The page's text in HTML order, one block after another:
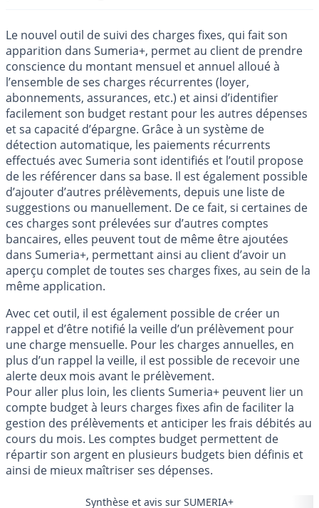
Le nouvel outil de suivi des charges fixes, qui fait son
apparition dans Sumeria+, permet au client de prendre
conscience du montant mensuel et annuel alloué à
l’ensemble de ses charges récurrentes (loyer,
abonnements, assurances, etc.) et ainsi d’identifier
facilement son budget restant pour les autres dépenses
et sa capacité d’épargne. Grâce à un système de
détection automatique, les paiements récurrents
effectués avec Sumeria sont identifiés et l’outil propose
de les référencer dans sa base. Il est également possible
d’ajouter d’autres prélèvements, depuis une liste de
suggestions ou manuellement. De ce fait, si certaines de
ces charges sont prélevées sur d’autres comptes
bancaires, elles peuvent tout de même être ajoutées
dans Sumeria+, permettant ainsi au client d’avoir un
aperçu complet de toutes ses charges fixes, au sein de la
même application.
Avec cet outil, il est également possible de créer un
rappel et d’être notifié la veille d’un prélèvement pour
une charge mensuelle. Pour les charges annuelles, en
plus d’un rappel la veille, il est possible de recevoir une
alerte deux mois avant le prélèvement.
Pour aller plus loin, les clients Sumeria+ peuvent lier un
compte budget à leurs charges fixes afin de faciliter la
gestion des prélèvements et anticiper les frais débités au
cours du mois. Les comptes budget permettent de
répartir son argent en plusieurs budgets bien définis et
ainsi de mieux maîtriser ses dépenses.
Synthèse et avis sur SUMERIA+